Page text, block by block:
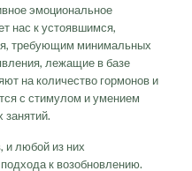
эмоциональное
нас к устоявшимся,
требующим минимальных
лежащие в базе
на количество гормонов и
с стимулом и умением
занятий.
и любой из них
к возобновлению.